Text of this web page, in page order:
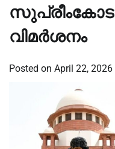
വിമർശനം
Posted on April 22, 2026